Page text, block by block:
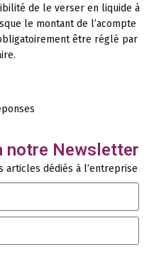
de le verser en liquide à
le montant de l’acompte
être réglé par
notre Newsletter
articles dédiés à l’entreprise